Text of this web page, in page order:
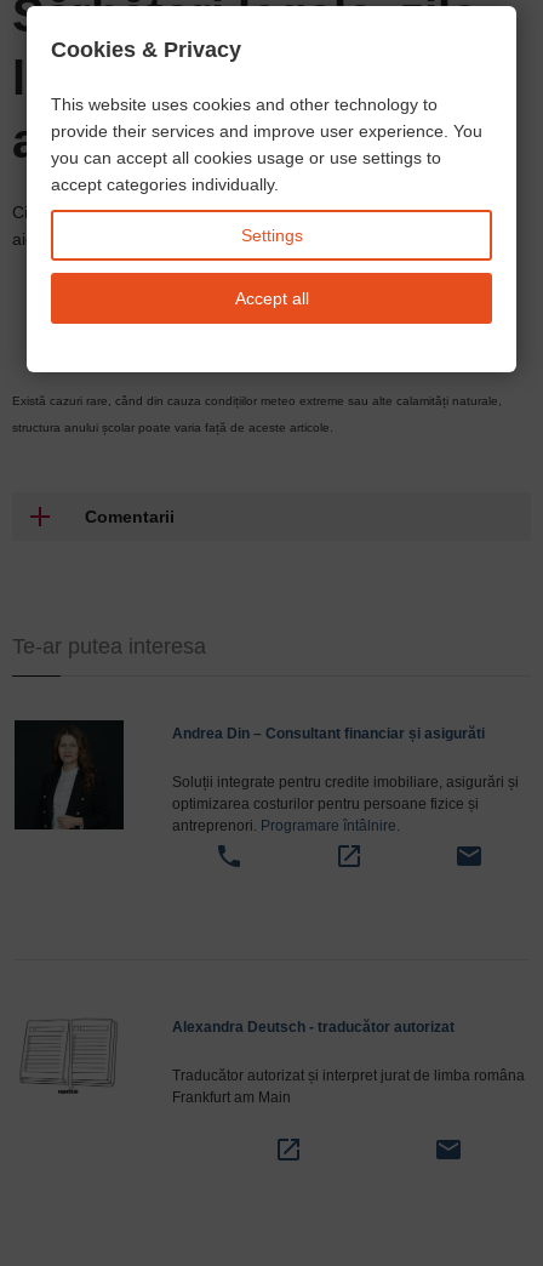
Sărbători legale, zile
libere în Germania în
anul 2026
Citește șilista cu zile libere (sărbători legale) 2026, pe landuri ​
aici:
Lista: sătbători oficiale, zile libere în Germania;
Există cazuri rare, când din cauza condițiilor meteo extreme sau alte calamități naturale,
structura anului școlar poate varia față de aceste articole.
Comentarii
Te-ar putea interesa
Andrea Din – Consultant financiar și asigurăti
Soluții integrate pentru credite imobiliare, asigurări și
optimizarea costurilor pentru persoane fizice și
antreprenori. Programare întâlnire
phone open_in_new email
Alexandra Deutsch - traducător autorizat
Traducător autorizat și interpret jurat de limba româna
Frankfurt am Main
open_in_new email
Cookies & Privacy
This website uses cookies and other technology to
provide their services and improve user experience. You
you can accept all cookies usage or use settings to
accept categories individually.
Settings
Accept all